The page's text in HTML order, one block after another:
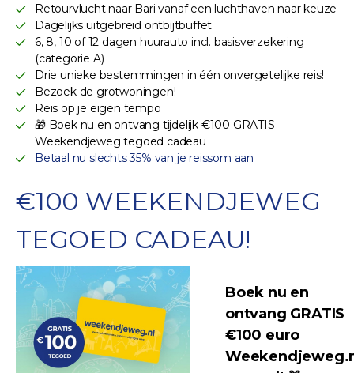
Retourvlucht naar Bari vanaf een luchthaven naar keuze
Dagelijks uitgebreid ontbijtbuffet
6, 8, 10 of 12 dagen huurauto incl. basisverzekering
(categorie A)
Drie unieke bestemmingen in één onvergetelijke reis!
Bezoek de grotwoningen!
Reis op je eigen tempo
🎁 Boek nu en ontvang tijdelijk €100 GRATIS
Weekendjeweg tegoed cadeau
Betaal nu slechts 35% van je reissom aan
€100 WEEKENDJEWEG
TEGOED CADEAU!
Boek nu en
ontvang GRATIS
€100 euro